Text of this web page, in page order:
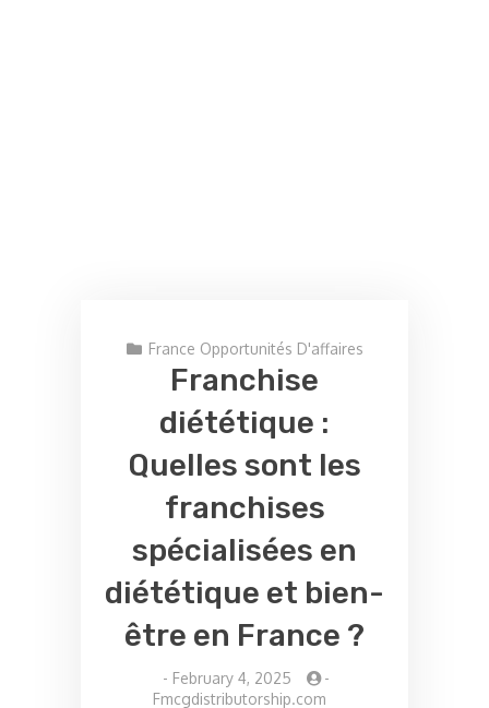
France Opportunités D'affaires
Franchise
diététique :
Quelles sont les
franchises
spécialisées en
diététique et bien-
être en France ?
- February 4, 2025
-
Fmcgdistributorship.com